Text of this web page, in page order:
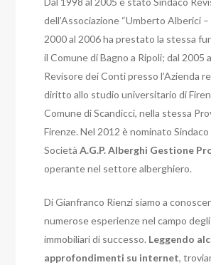
dell’Associazione “Umberto Alberici –
2000 al 2006 ha prestato la stessa
il Comune di Bagno a Ripoli; dal 2005
Revisore dei Conti presso l’Azienda
diritto allo studio universitario di
Comune di Scandicci, nella stessa
Firenze. Nel 2012 è nominato
SocietàA.G.P. Alberghi Gestione
operante nel settore alberghiero.
Di Gianfranco Rienzi siamo a
numerose esperienze nel campo
immobiliari di successo. Leggendo
approfondimenti su internet,